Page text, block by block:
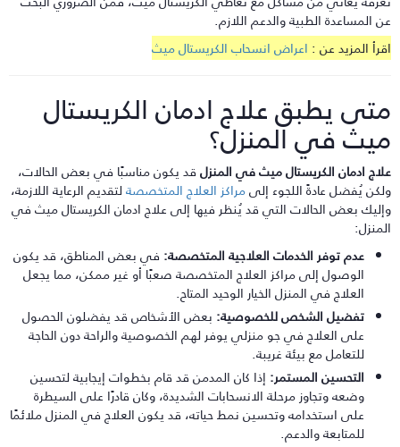
المساعدة الطبية والدعم اللازم.
المزيد عن :اعراض انسحاب الكريستال ميث
يطبق علاج ادمان الكريستال
في المنزل؟
ادمان الكريستال ميث في المنزلقد يكون مناسبًا في بعض الحالات،
يُفضل عادةً اللجوء إلىمراكز العلاج المتخصصةلتقديم الرعاية اللازمة،
بعض الحالات التي قد يُنظر فيها إلى علاج ادمان الكريستال ميث في
عدم توفر الخدمات العلاجية المتخصصة:في بعض المناطق، قد يكون
الوصول إلى مراكز العلاج المتخصصة صعبًا أو غير ممكن، مما يجعل
العلاج في المنزل الخيار الوحيد المتاح.
تفضيل الشخص للخصوصية:بعض الأشخاص قد يفضلون الحصول
على العلاج في جو منزلي يوفر لهم الخصوصية والراحة دون الحاجة
للتعامل مع بيئة غريبة.
التحسين المستمر:إذا كان المدمن قد قام بخطوات إيجابية لتحسين
وضعه وتجاوز مرحلة الانسحابات الشديدة، وكان قادرًا على السيطرة
على استخدامه وتحسين نمط حياته، قد يكون العلاج في المنزل ملائمًا
للمتابعة والدعم.